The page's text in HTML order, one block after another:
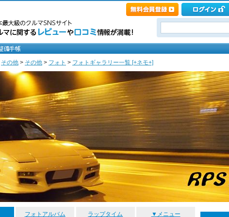
その他 > その他 > フォト > フォトギャラリー一覧 [+ネモ+]
フォトアルバム ラップタイム ▼メニュー